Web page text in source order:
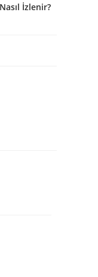
İzlenir?